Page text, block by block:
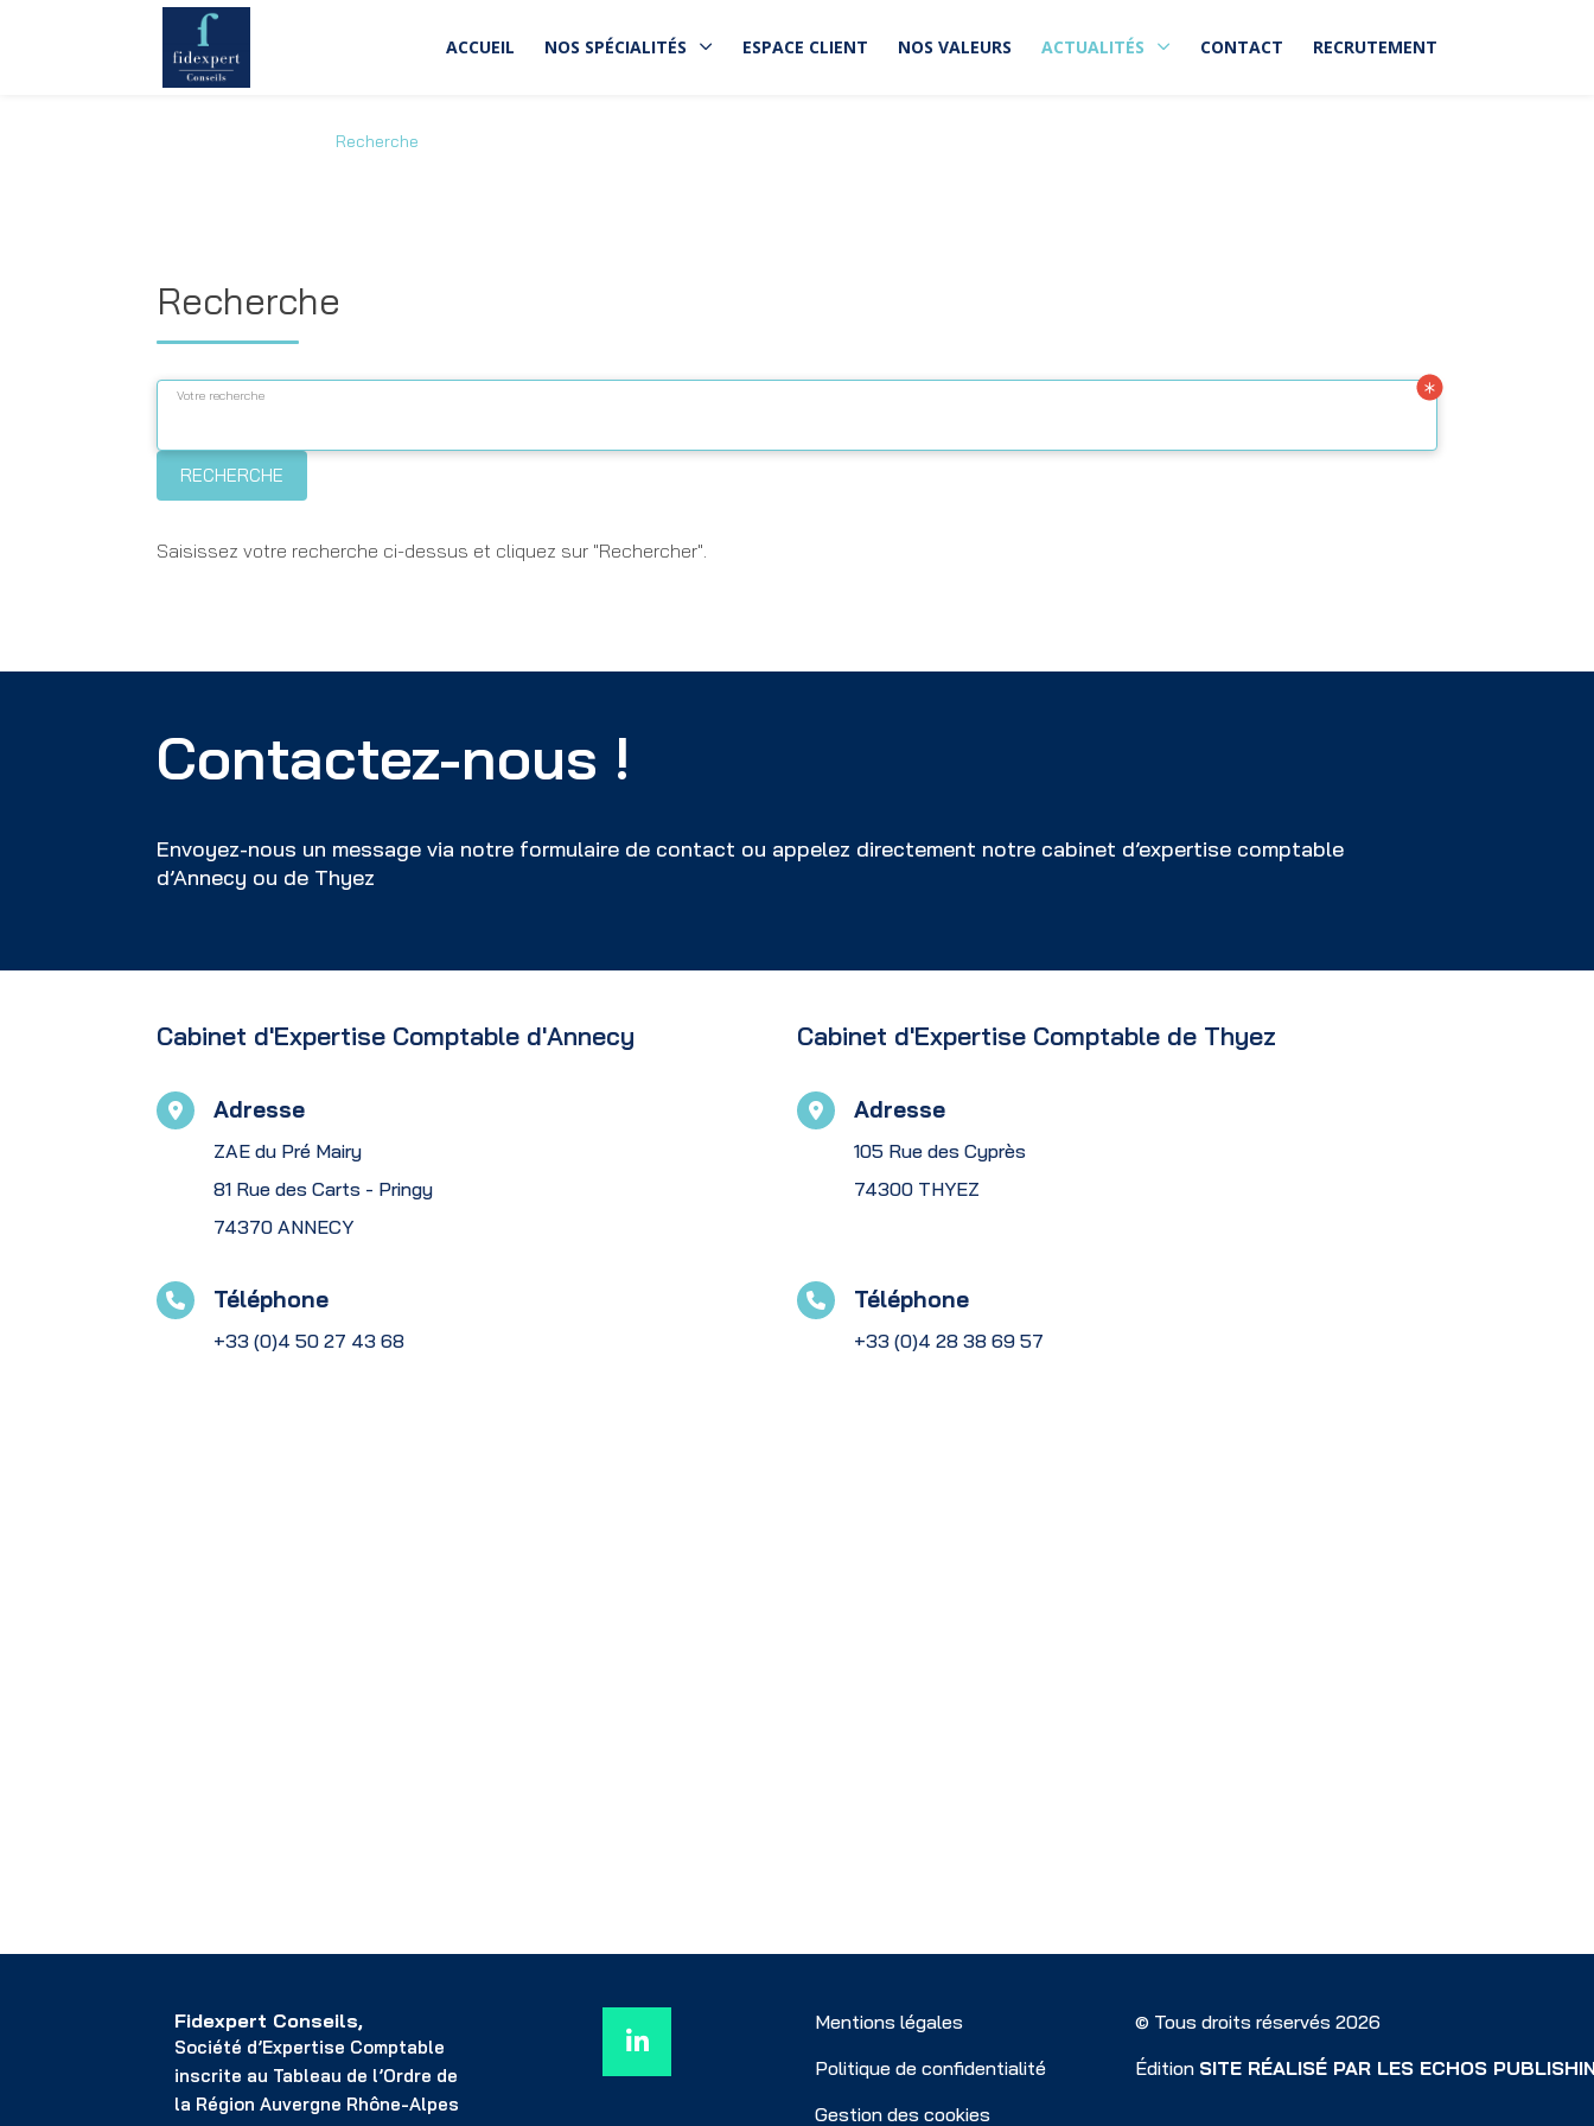
ACCUEIL NOS SPÉCIALITÉS ESPACE CLIENT NOS VALEURS ACTUALITÉS CONTACT RECRUTEMENT
Recherche
Recherche
Votre recherche
RECHERCHE
Saisissez votre recherche ci-dessus et cliquez sur "Rechercher".
Contactez-nous !
Envoyez-nous un message via notre formulaire de contact ou appelez directement notre cabinet d’expertise comptable
d’Annecy ou de Thyez
Cabinet d'Expertise Comptable d'Annecy
Adresse
ZAE du Pré Mairy
81 Rue des Carts - Pringy
74370 ANNECY
Téléphone
+33 (0)4 50 27 43 68
Cabinet d'Expertise Comptable de Thyez
Adresse
105 Rue des Cyprès
74300 THYEZ
Téléphone
+33 (0)4 28 38 69 57
Fidexpert Conseils,
Société d’Expertise Comptable
inscrite au Tableau de l’Ordre de
la Région Auvergne Rhône-Alpes
Mentions légales
Politique de confidentialité
Gestion des cookies
© Tous droits réservés 2026
Édition SITE RÉALISÉ PAR LES ECHOS